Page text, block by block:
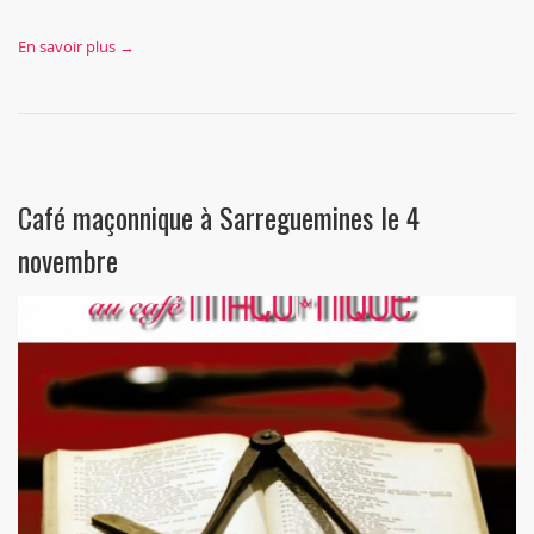
En savoir plus →
Café maçonnique à Sarreguemines le 4
novembre